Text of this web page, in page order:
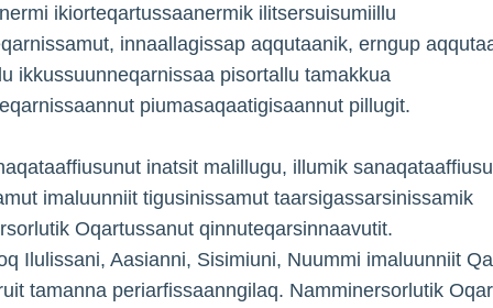
ikiorteqartussaanermik ilitsersuisumiillu
innaallagissap aqqutaanik, erngup
ikkussuunneqarnissaa pisortallu tamakkua
piumasaqaatigisaannut pillugit.
inatsit malillugu, illumik
imaluunniit tigusinissamut taarsigassarsinissamik
Oqartussanut qinnuteqarsinnaavutit.
Ilulissani, Aasianni, Sisimiuni, Nuummi imaluunniit
tamanna periarfissaanngilaq. Namminersorlutik